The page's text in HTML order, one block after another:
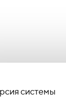
системы